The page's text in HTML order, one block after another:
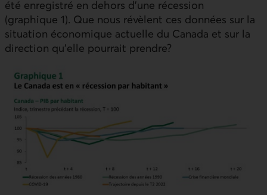
été enregistré en dehors d’une récession
(graphique 1). Que nous révèlent ces données sur la
situation économique actuelle du Canada et sur la
direction qu’elle pourrait prendre?